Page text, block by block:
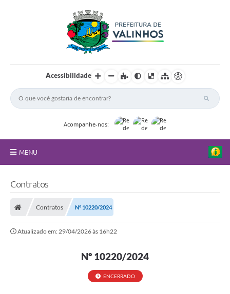
Acessibilidade
Acompanhe-nos:
MENU
Secretarias
Contratos
Contratos Nº 10220/2024
Atualizado em: 29/04/2026 às 16h22
Nº 10220/2024
ENCERRADO